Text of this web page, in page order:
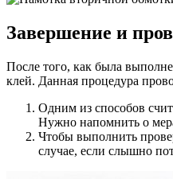
Завершение и
После того, как была
клей. Данная процедура
Одним из способов
Нужно напомнить о
Чтобы выполнить
случае, если слышно